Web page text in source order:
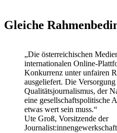
Gleiche
„Die österreichischen
internationalen Online-
Konkurrenz unter unfairen
ausgeliefert. Die
Qualitätsjournalismus, der
eine gesellschaftspolitische
etwas wert sein muss.“
Ute Groß, Vorsitzende der